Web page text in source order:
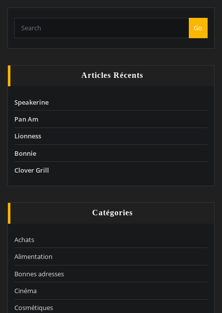
Go
Articles Récents
Speakerine
Pan Am
Lionness
Bonnie
Clover Grill
Catégories
Achats
Alimentation
Bonnes adresses
Cinéma
Cosmétiques